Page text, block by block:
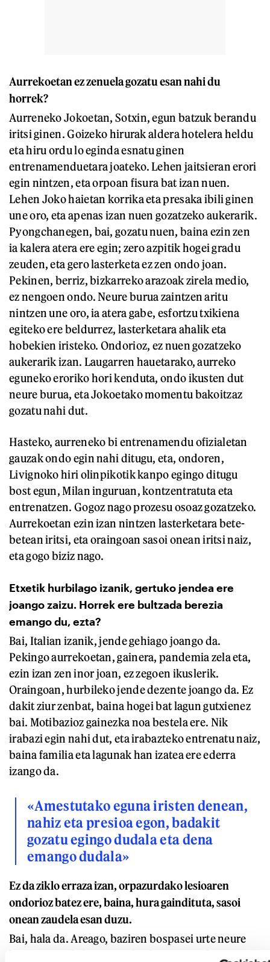
Aurrekoetan ez zenuela gozatu esan nahi du
horrek?
Aurreneko Jokoetan, Sotxin, egun batzuk berandu
iritsi ginen. Goizeko hirurak aldera hotelera heldu
eta hiru ordu lo eginda esnatu ginen
entrenamenduetara joateko. Lehen jaitsieran erori
egin nintzen, eta orpoan fisura bat izan nuen.
Lehen Joko haietan korrika eta presaka ibili ginen
une oro, eta apenas izan nuen gozatzeko aukerarik.
Pyongchanegen, bai, gozatu nuen, baina ezin zen
ia kalera atera ere egin; zero azpitik hogei gradu
zeuden, eta gero lasterketa ez zen ondo joan.
Pekinen, berriz, bizkarreko arazoak zirela medio,
ez nengoen ondo. Neure burua zaintzen aritu
nintzen une oro, ia atera gabe, esfortzu txikiena
egiteko ere beldurrez, lasterketara ahalik eta
hobekien iristeko. Ondorioz, ez nuen gozatzeko
aukerarik izan. Laugarren hauetarako, aurreko
eguneko eroriko hori kenduta, ondo ikusten dut
neure burua, eta Jokoetako momentu bakoitzaz
gozatu nahi dut.
Hasteko, aurreneko bi entrenamendu ofizialetan
gauzak ondo egin nahi ditugu, eta, ondoren,
Livignoko hiri olinpikotik kanpo egingo ditugu
bost egun, Milan inguruan, kontzentratuta eta
entrenatzen. Gogoz nago prozesu osoaz gozatzeko.
Aurrekoetan ezin izan nintzen lasterketara bete-
betean iritsi, eta oraingoan sasoi onean iritsi naiz,
eta gogo biziz nago.
Etxetik hurbilago izanik, gertuko jendea ere
joango zaizu. Horrek ere bultzada berezia
emango du, ezta?
Bai, Italian izanik, jende gehiago joango da.
Pekingo aurrekoetan, gainera, pandemia zela eta,
ezin izan zen inor joan, ez zegoen ikuslerik.
Oraingoan, hurbileko jende dezente joango da. Ez
dakit ziur zenbat, baina hogei bat lagun gutxienez
bai. Motibazioz gainezka noa bestela ere. Nik
irabazi egin nahi dut, eta irabazteko entrenatu naiz,
baina familia eta lagunak han izatea ere ederra
izango da.
«Amestutako eguna iristen denean,
nahiz eta presioa egon, badakit
gozatu egingo dudala eta dena
emango dudala»
Ez da ziklo erraza izan, orpazurdako lesioaren
ondorioz batez ere, baina, hura gaindituta, sasoi
onean zaudela esan duzu.
Bai, hala da. Areago, baziren bospasei urte neure